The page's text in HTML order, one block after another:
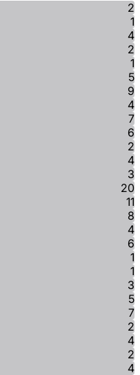
2
1
4
2
1
5
9
4
7
6
2
4
3
20
11
8
4
6
1
1
3
5
7
2
4
2
4